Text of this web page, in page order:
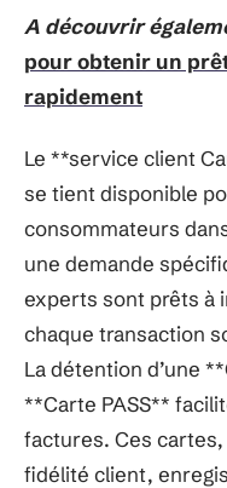
A découvrir
pour obtenir un
rapidement
Le **service client
se tient disponible
consommateurs
une demande
experts sont prêts à
chaque transaction
La détention d’une
**Carte PASS**
factures. Ces
fidélité client,